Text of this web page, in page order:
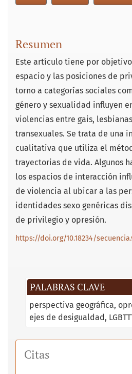
PALABRAS CLAVE
perspectiva geográfica
ejes de desigualdad
Resumen
Este artículo tiene por
espacio y las posiciones de
torno a categorías sociales
género y sexualidad influyen
violencias entre gais,
transexuales. Se trata de una
cualitativa que utiliza el
trayectorias de vida. Algunos
los espacios de interacción
de violencia al ubicar a las
identidades sexo genéricas
de privilegio y opresión.
https://doi.org/10.18234/
Citas